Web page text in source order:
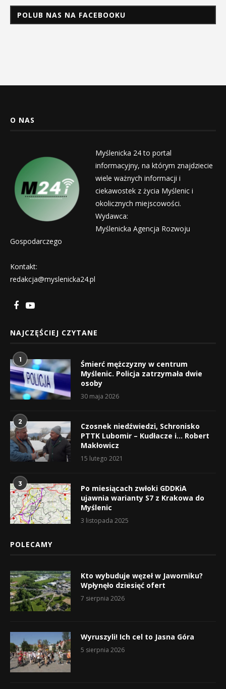
POLUB NAS NA FACEBOOKU
O NAS
Myślenicka 24 to portal
informacyjny, na którym znajdziecie
wiele ważnych informacji i
ciekawostek z życia Myślenic i
okolicznych miejscowości.
Wydawca:
Myślenicka Agencja Rozwoju
Gospodarczego
Kontakt:
redakcja@myslenicka24.pl
NAJCZĘŚCIEJ CZYTANE
1
Śmierć mężczyzny w centrum
Myślenic. Policja zatrzymała dwie
osoby
30 maja 2026
2
Czosnek niedźwiedzi, Schronisko
PTTK Lubomir – Kudłacze i… Robert
Makłowicz
15 lutego 2021
3
Po miesiącach zwłoki GDDKiA
ujawnia warianty S7 z Krakowa do
Myślenic
3 listopada 2025
POLECAMY
Kto wybuduje węzeł w Jaworniku?
Wpłynęło dziesięć ofert
7 sierpnia 2026
Wyruszyli! Ich cel to Jasna Góra
5 sierpnia 2026